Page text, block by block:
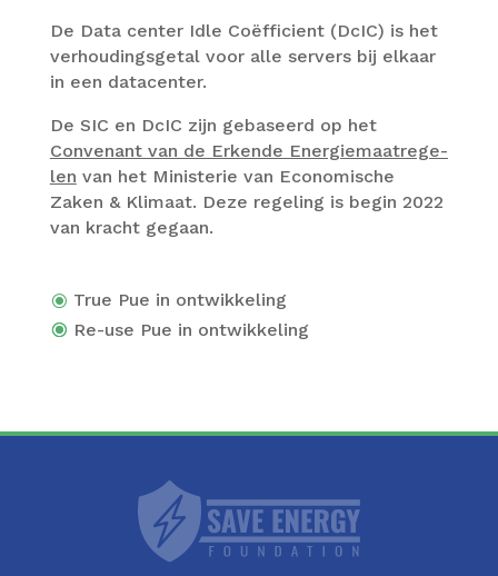
De Data center Idle Coëf­fi­cient (DcIC) is het
verhoud­ings­ge­tal voor alle servers bij elkaar
in een datacenter.
De SIC en DcIC zijn gebaseerd op het
Convenant van de Erkende Energiemaa­trege­
len van het Minis­terie van Economis­che
Zaken & Klimaat. Deze regeling is begin 2022
van kracht gegaan.
True Pue in ontwikkeling
Re-use Pue in ontwikkeling